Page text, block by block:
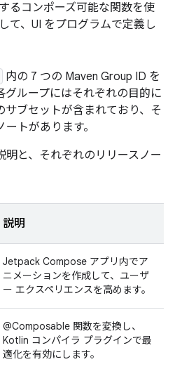
るコンポーズ可能な関数を使
て、UI をプログラムで定義し
内の 7 つの Maven Group ID を
グループにはそれぞれの目的に
ブセットが含まれており、そ
トがあります。
と、それぞれのリリースノー
説明
Jetpack Compose アプリ内でア
ニメーションを作成して、ユーザ
ー エクスペリエンスを高めます。
@Composable 関数を変換し、
Kotlin コンパイラ プラグインで最
適化を有効にします。